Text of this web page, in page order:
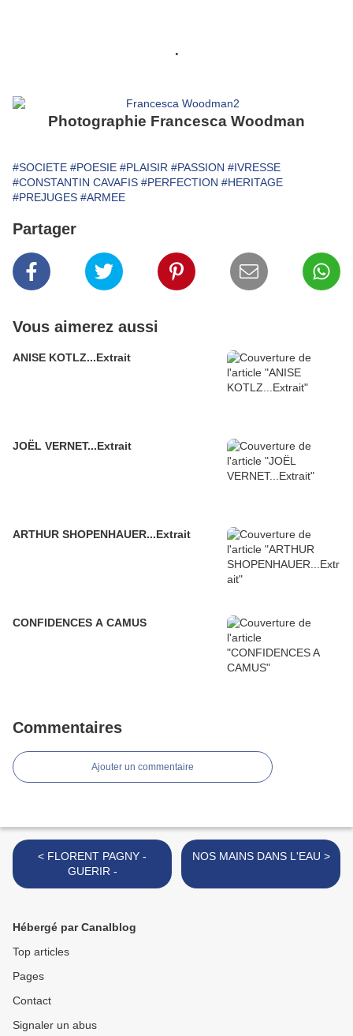
.
Photographie Francesca Woodman
#SOCIETE #POESIE #PLAISIR #PASSION #IVRESSE
#CONSTANTIN CAVAFIS #PERFECTION #HERITAGE
#PREJUGES #ARMEE
Partager
Vous aimerez aussi
ANISE KOTLZ...Extrait
JOËL VERNET...Extrait
ARTHUR SHOPENHAUER...Extrait
CONFIDENCES A CAMUS
Commentaires
Ajouter un commentaire
< FLORENT PAGNY -
GUERIR -
NOS MAINS DANS L'EAU >
Hébergé par Canalblog
Top articles
Pages
Contact
Signaler un abus